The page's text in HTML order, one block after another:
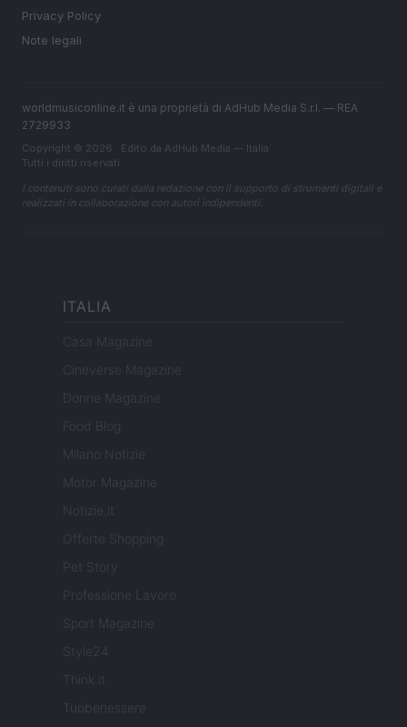
Privacy Policy
Note legali
worldmusiconline.it è una proprietà di AdHub Media S.r.l. — REA
2729933
Copyright © 2026 · Edito da AdHub Media — Italia
Tutti i diritti riservati
I contenuti sono curati dalla redazione con il supporto di strumenti digitali e
realizzati in collaborazione con autori indipendenti.
ITALIA
Casa Magazine
Cineverse Magazine
Donne Magazine
Food Blog
Milano Notizie
Motor Magazine
Notizie.it
Offerte Shopping
Pet Story
Professione Lavoro
Sport Magazine
Style24
Think.it
Tuobenessere